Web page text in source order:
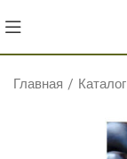
Главная / Каталог